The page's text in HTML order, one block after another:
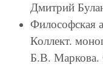
Дмитрий
Философская
Коллект.
Б.В. Маркова.